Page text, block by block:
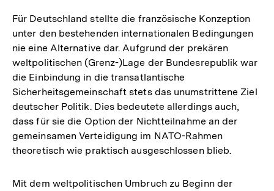
der
Fußnote
Für Deutschland stellte die französische Konzeption
unter den bestehenden internationalen Bedingungen
nie eine Alternative dar. Aufgrund der prekären
weltpolitischen (Grenz-)Lage der Bundesrepublik war
die Einbindung in die transatlantische
Sicherheitsgemeinschaft stets das unumstrittene Ziel
deutscher Politik. Dies bedeutete allerdings auch,
dass für sie die Option der Nichtteilnahme an der
gemeinsamen Verteidigung im NATO-Rahmen
theoretisch wie praktisch ausgeschlossen blieb.
Mit dem weltpolitischen Umbruch zu Beginn der